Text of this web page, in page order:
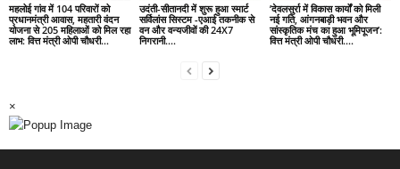
महलोई गांव में 104 परिवारों को
प्रधानमंत्री आवास, महतारी वंदन
योजना से 205 महिलाओं को मिल रहा
लाभ: वित्त मंत्री ओपी चौधरी…
उदंती-सीतानदी में शुरू हुआ स्मार्ट
सर्विलांस सिस्टम -एआई तकनीक से
वन और वन्यजीवों की 24X7
निगरानी….
’देवलसुर्रा में विकास कार्यों को मिली
नई गति, आंगनबाड़ी भवन और
सांस्कृतिक मंच का हुआ भूमिपूजन’:
वित्त मंत्री ओपी चौधरी….
×